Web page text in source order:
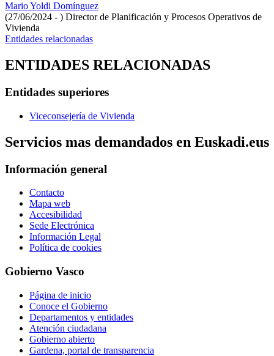
Mario Yoldi Domínguez
(27/06/2024 - ) Director de Planificación y Procesos Operativos de
Vivienda
Entidades relacionadas
ENTIDADES RELACIONADAS
Entidades superiores
Viceconsejería de Vivienda
Servicios mas demandados en Euskadi.eus
Información general
Contacto
Mapa web
Accesibilidad
Sede Electrónica
Información Legal
Política de cookies
Gobierno Vasco
Página de inicio
Conoce el Gobierno
Departamentos y entidades
Atención ciudadana
Gobierno abierto
Gardena, portal de transparencia